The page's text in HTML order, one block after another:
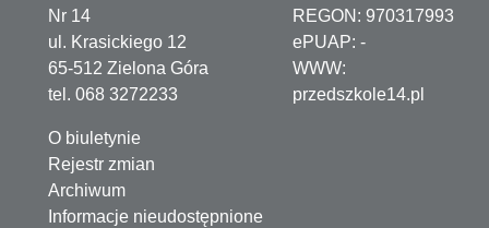
Nr 14
ul. Krasickiego 12
65-512 Zielona Góra
tel. 068 3272233
REGON: 970317993
ePUAP: -
WWW:
przedszkole14.pl
O biuletynie
Rejestr zmian
Archiwum
Informacje nieudostępnione